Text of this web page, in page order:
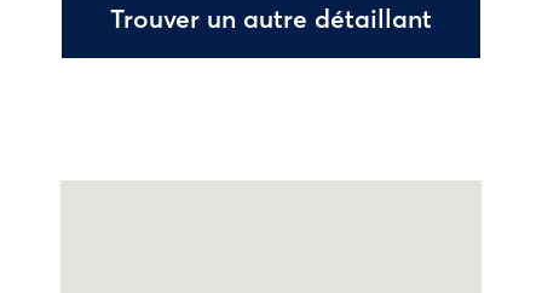
Trouver un autre détaillant